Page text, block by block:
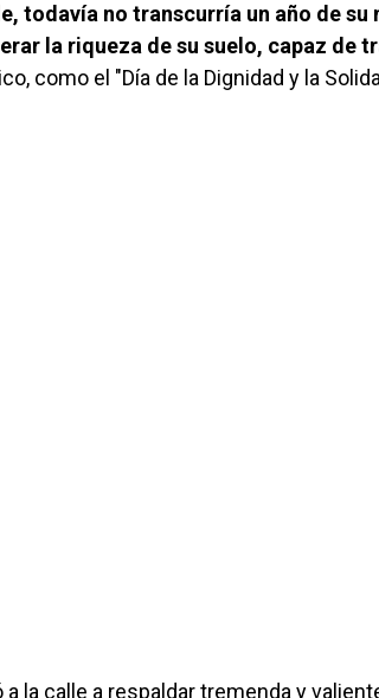
todavía no transcurría un año de
la riqueza de su suelo, capaz de
como el "Día de la Dignidad y la
a la calle a respaldar tremenda y